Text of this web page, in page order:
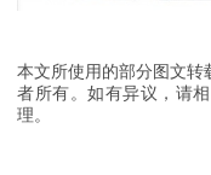
本文所使用的部分图文转
者所有。如有异议，请
理。